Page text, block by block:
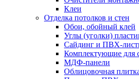
Клеи
Отделка потолков и стен
Обои, обойный клей
Углы (уголки)
Сайдинг и ПВХ-
Комплектующие для
МДФ-панели
Облицовочная